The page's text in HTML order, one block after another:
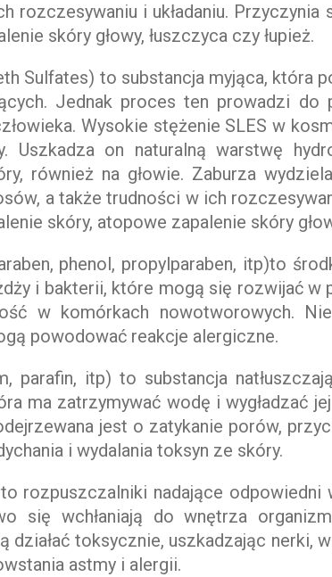
rozczesywaniu i układaniu.
skóry głowy, łuszczyca czy łupież.
Sulfates) to substancja myjąca, która
Jednak proces ten prowadzi do
Wysokie stężenie SLES w
Uszkadza on naturalną warstwę
również na głowie. Zaburza
a także trudności w ich
skóry, atopowe zapalenie skóry
phenol, propylparaben, itp)to
i bakterii, które mogą się rozwijać w
w komórkach nowotworowych.
powodować reakcje alergiczne.
parafin, itp) to substancja
ma zatrzymywać wodę i wygładzać
jest o zatykanie porów,
i wydalania toksyn ze skóry.
rozpuszczalniki nadające odpowiedni
się wchłaniają do wnętrza
działać toksycznie, uszkadzając nerki,
astmy i alergii.